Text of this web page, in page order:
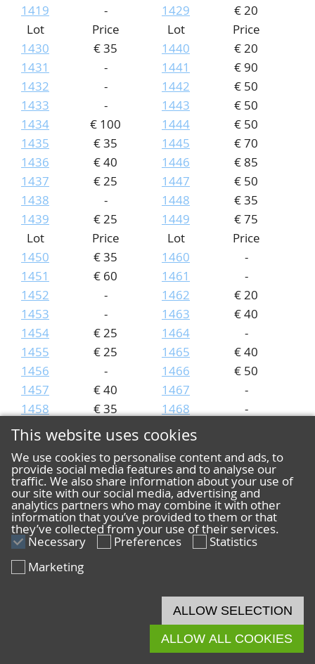
1419
-
1429
€ 20
Lot
Price
1430
€ 35
1431
-
1432
-
1433
-
1434
€ 100
1435
€ 35
1436
€ 40
1437
€ 25
1438
-
1439
€ 25
Lot
Price
1440
€ 20
1441
€ 90
1442
€ 50
1443
€ 50
1444
€ 50
1445
€ 70
1446
€ 85
1447
€ 50
1448
€ 35
1449
€ 75
Lot
Price
1450
€ 35
1451
€ 60
1452
-
1453
-
1454
€ 25
1455
€ 25
1456
-
1457
€ 40
1458
€ 35
1459
Lot
Price
1460
-
1461
-
1462
€ 20
1463
€ 40
1464
-
1465
€ 40
1466
€ 50
1467
-
1468
-
1469
1470
-
1471
€ 40
1472
€ 40
1473
€ 40
1474
€ 140
1475
1476
1480
€ 25
1481
€ 20
1482
€ 20
1483
€ 45
1484
€ 20
1487
€ 75
1488
€ 45
1489
-
Lot Price
This website uses cookies
We use cookies to personalise content and ads, to
provide social media features and to analyse our
traffic. We also share information about your use of
our site with our social media, advertising and
analytics partners who may combine it with other
information that you’ve provided to them or that
they’ve collected from your use of their services.
Necessary Preferences
Statistics
Marketing
ALLOW SELECTION
ALLOW ALL COOKIES